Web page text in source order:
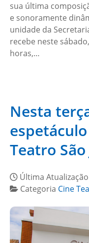
sua última
e sonoramente
unidade da
recebe neste
horas,…
Nesta
Teatro
Última
Categoria Cine